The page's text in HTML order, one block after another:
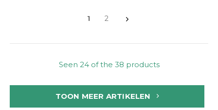
1 2
Seen 24 of the 38 products
TOON MEER ARTIKELEN